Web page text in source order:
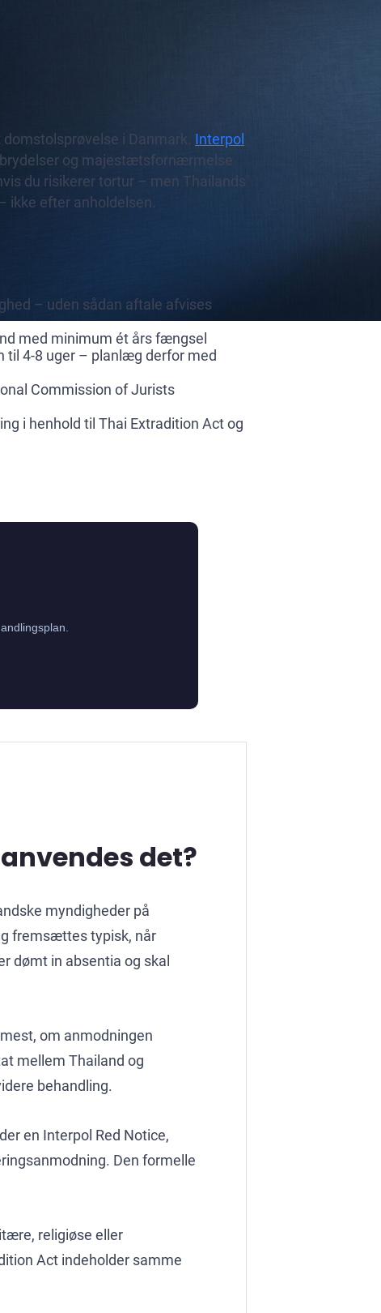
i Danmark. Interpol
og majestætsfornærmelse
du risikerer tortur – men Thailands
ikke efter anholdelsen.
– uden sådan aftale afvises
med minimum ét års fængsel
til 4-8 uger – planlæg derfor med
Commission of Jurists
i henhold til Thai Extradition Act og
det?
myndigheder på
fremsættes typisk, når
dømt in absentia og skal
om anmodningen
mellem Thailand og
behandling.
en Interpol Red Notice,
Den formelle
religiøse eller
Act indeholder samme